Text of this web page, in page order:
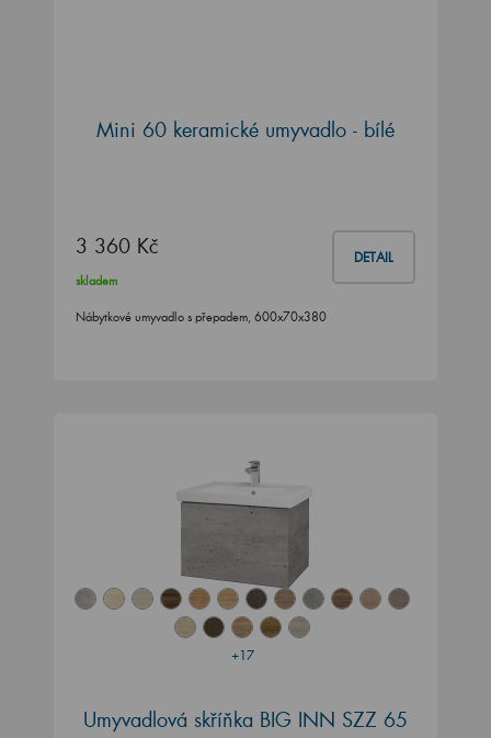
Mini 60 keramické umyvadlo - bílé
3 360 Kč DETAIL
skladem
Nábytkové umyvadlo s přepadem, 600x70x380
+17
Umyvadlová skříňka BIG INN SZZ 65